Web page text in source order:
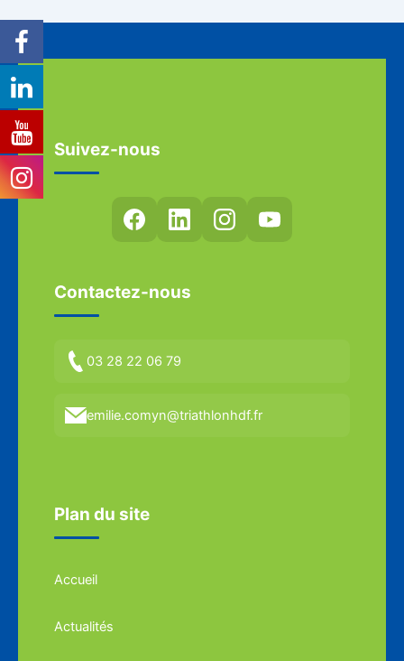
Suivez-nous
Contactez-nous
03 28 22 06 79
emilie.comyn@triathlonhdf.fr
Plan du site
Accueil
Actualités